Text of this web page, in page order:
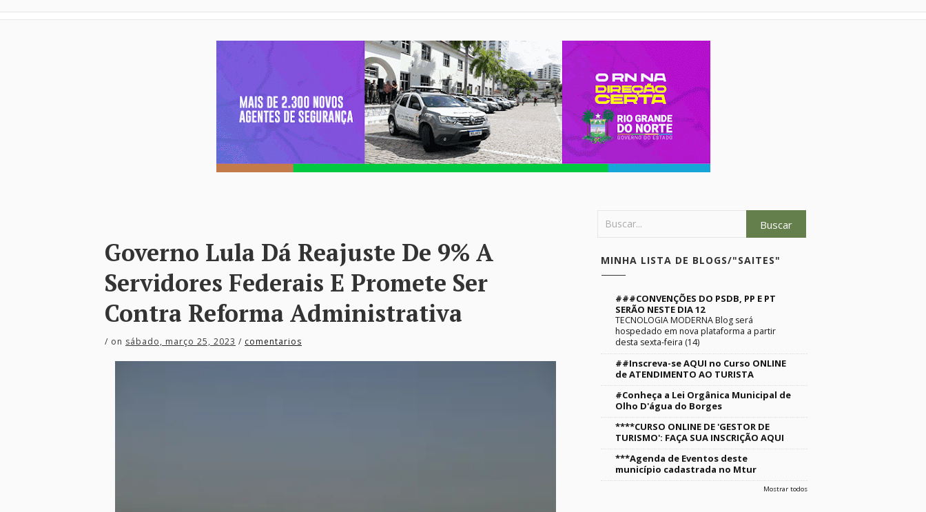
Governo Lula Dá Reajuste De 9% A
Servidores Federais E Promete Ser
Contra Reforma Administrativa
/ on sábado, março 25, 2023 / comentarios
MINHA LISTA DE BLOGS/"SAITES"
###CONVENÇÕES DO PSDB, PP E PT
SERÃO NESTE DIA 12
TECNOLOGIA MODERNA Blog será
hospedado em nova plataforma a partir
desta sexta-feira (14)
##Inscreva-se AQUI no Curso ONLINE
de ATENDIMENTO AO TURISTA
#Conheça a Lei Orgânica Municipal de
Olho D'água do Borges
****CURSO ONLINE DE 'GESTOR DE
TURISMO': FAÇA SUA INSCRIÇÃO AQUI
***Agenda de Eventos deste
município cadastrada no Mtur
Mostrar todos